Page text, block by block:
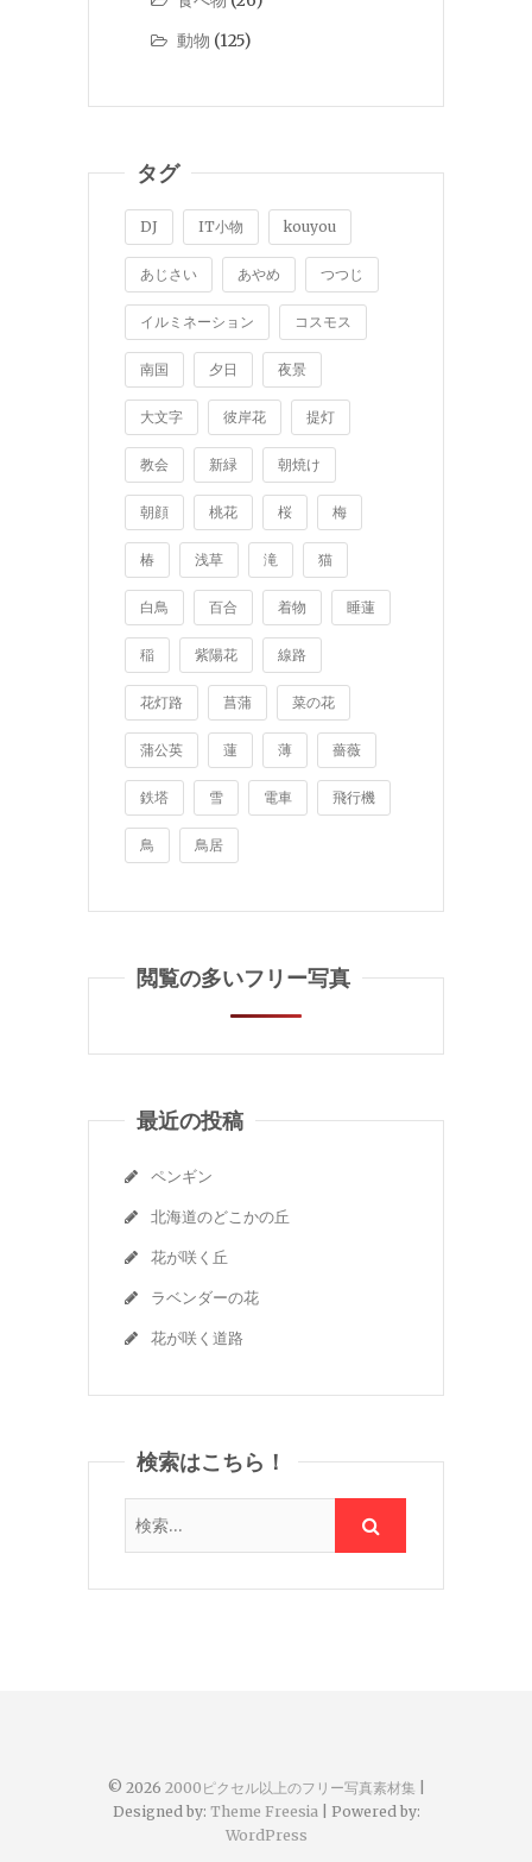
動物 (125)
タグ
DJ IT小物 kouyou
あじさい あやめ つつじ
イルミネーション コスモス
南国 夕日 夜景
大文字 彼岸花 提灯
教会 新緑 朝焼け
朝顔 桃花 桜 梅
椿 浅草 滝 猫
白鳥 百合 着物 睡蓮
稲 紫陽花 線路
花灯路 菖蒲 菜の花
蒲公英 蓮 薄 薔薇
鉄塔 雪 電車 飛行機
鳥 鳥居
閲覧の多いフリー写真
最近の投稿
ペンギン
北海道のどこかの丘
花が咲く丘
ラベンダーの花
花が咲く道路
検索はこちら！
© 2026 2000ピクセル以上のフリー写真素材集
Designed by: Theme Freesia| Powered by:
WordPress